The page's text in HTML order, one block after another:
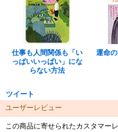
仕事も人間関係も「い
っぱいいっぱい」にな
らない方法
運命
ツイート
ユーザーレビュー
この商品に寄せられたカスタマー